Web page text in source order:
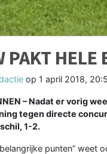
PAKT
op 1 april 2018,
– Nadat er vorig
tegen directe
1-2.
punten” weet